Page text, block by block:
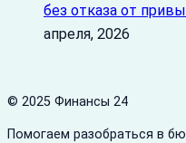
без отказа от
апреля, 2026
© 2025 Финансы 24
Помогаем разобраться в